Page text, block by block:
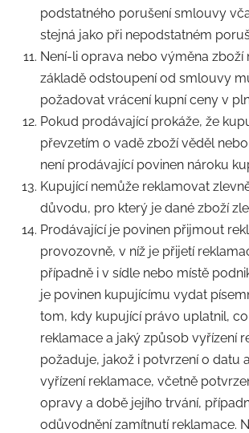
podstatného porušení smlouvy
stejná jako při nepodstatném
Není-li oprava nebo výměna zboží
základě odstoupení od smlouvy
požadovat vrácení kupní ceny v
Pokud prodávající prokáže, že
převzetím o vadě zboží věděl
není prodávající povinen nároku
Kupující nemůže reklamovat
důvodu, pro který je dané zboží
Prodávající je povinen přijmout
provozovně, v níž je přijetí
případně i v sídle nebo místě
je povinen kupujícímu vydat
tom, kdy kupující právo uplatnil,
reklamace a jaký způsob vyřízení
požaduje, jakož i potvrzení o datu
vyřízení reklamace, včetně
opravy a době jejího trvání,
odůvodnění zamítnutí reklamace.